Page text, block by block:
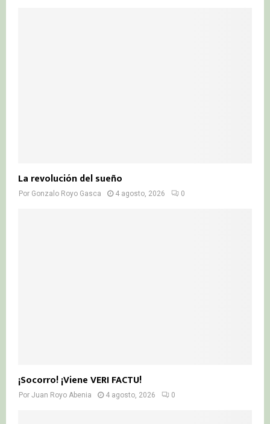
La revolución del sueño
Por Gonzalo Royo Gasca 4 agosto, 2026 0
¡Socorro! ¡Viene VERI FACTU!
Por Juan Royo Abenia 4 agosto, 2026 0